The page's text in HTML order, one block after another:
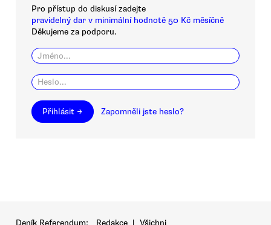
Pro přístup do diskusí zadejte
pravidelný dar v minimální hodnotě 50 Kč měsíčně
Děkujeme za podporu.
Přihlásit → Zapomněli jste heslo?